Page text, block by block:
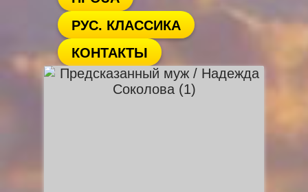
РУС. КЛАССИКА
КОНТАКТЫ